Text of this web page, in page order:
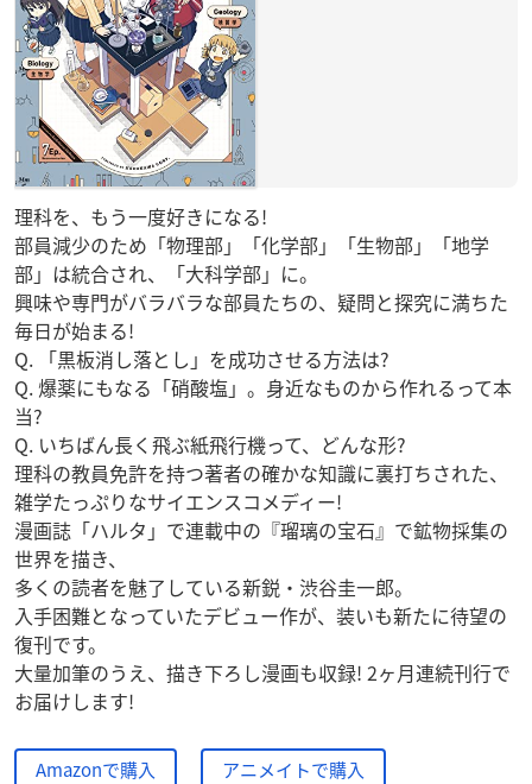
理科を、もう一度好きになる!
部員減少のため「物理部」「化学部」「生物部」「地学
部」は統合され、「大科学部」に。
興味や専門がバラバラな部員たちの、疑問と探究に満ちた
毎日が始まる!
Q. 「黒板消し落とし」を成功させる方法は?
Q. 爆薬にもなる「硝酸塩」。身近なものから作れるって本
当?
Q. いちばん長く飛ぶ紙飛行機って、どんな形?
理科の教員免許を持つ著者の確かな知識に裏打ちされた、
雑学たっぷりなサイエンスコメディー!
漫画誌「ハルタ」で連載中の『瑠璃の宝石』で鉱物採集の
世界を描き、
多くの読者を魅了している新鋭・渋谷圭一郎。
入手困難となっていたデビュー作が、装いも新たに待望の
復刊です。
大量加筆のうえ、描き下ろし漫画も収録! 2ヶ月連続刊行で
お届けします!
Amazonで購入 アニメイトで購入